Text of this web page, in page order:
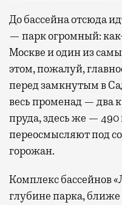
До бассейна отсюда
— парк огромный:
Москве и один из
этом, пожалуй,
перед замкнутым в
весь променад — два
пруда, здесь же — 490
переосмысляют под
горожан.
Комплекс бассейнов
глубине парка, ближе